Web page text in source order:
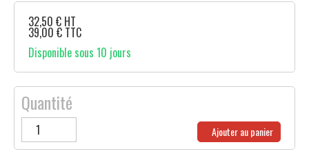
32,50 € HT
39,00 € TTC
Disponible sous 10 jours
Quantité
Ajouter au panier